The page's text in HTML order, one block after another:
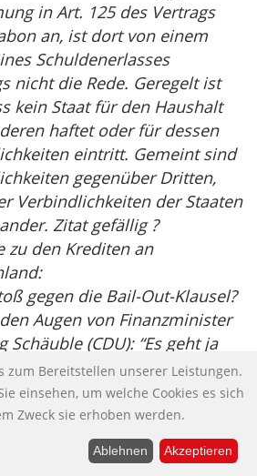
in Art. 125 des Vertrags
an, ist dort von einem
Schuldenerlasses
nicht die Rede. Geregelt ist
kein Staat für den Haushalt
haftet oder für dessen
eintritt. Gemeint sind
gegenüber Dritten,
Verbindlichkeiten der Staaten
Zitat gefällig ?
zu den Krediten an
gegen die Bail-Out-Klausel?
Augen von Finanzminister
Schäuble (CDU): “Es geht ja
Haftung, sondern es geht
Beistandsleistung.
ja auch nicht für meine
Sie könnten mir ja auch unter
einen Kredit gewähren.
zum Bereitstellen unserer Leistungen.
einsehen, um welche Cookies es sich
Zweck sie erhoben werden.
Ablehnen Akzeptieren